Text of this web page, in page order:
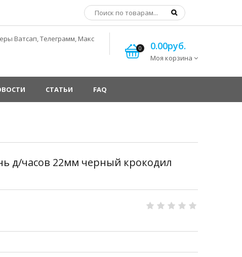
Ватсап, Телеграмм, Макс
0 0.00руб.
Моя корзина
СТАТЬИ FAQ
д/часов 22мм черный крокодил